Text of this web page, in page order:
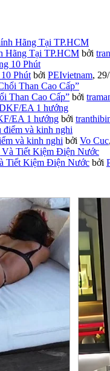
Hãng Tại TP.HCM bởi
Phút bởi PEIvietnam,
Than Cao Cấp” bởi
EA 1 hướng bởi
và kinh nghi bởi Vo Cuc,
Tiết Kiệm Điện Nước bởi